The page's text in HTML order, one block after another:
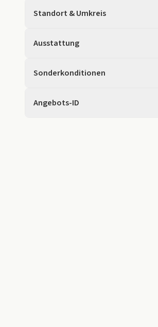
Standort & Umkreis
Ausstattung
Sonderkonditionen
Angebots-ID